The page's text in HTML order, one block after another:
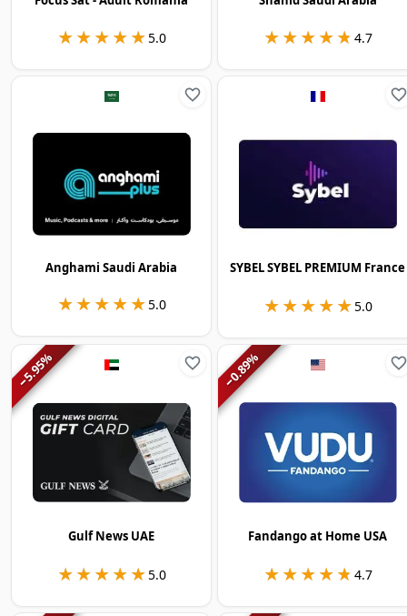
★★★★★
★★★★★5.0 ★★★★★
★★★★★ 4.7
Anghami Saudi Arabia
★★★★★
★★★★★5.0
SYBEL SYBEL PREMIUM France
★★★★★
★★★★★5.0
−
5.95
%
Gulf News UAE
★★★★★
★★★★★5.0
−
0.89
%
Fandango at Home USA
★★★★★
★★★★★ 4.7